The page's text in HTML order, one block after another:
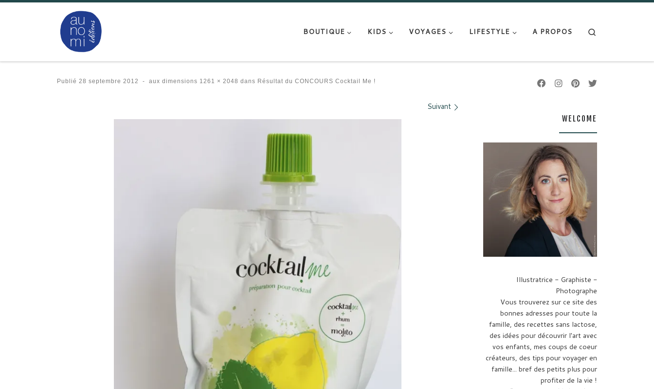
Passer au contenu
BOUTIQUE
KIDS VOYAGES LIFESTYLE A PROPOS
Publié 28 septembre 2012 - aux dimensions 1261 × 2048 dans Résultat du CONCOURS Cocktail Me !
Suivant
WELCOME
Illustratrice - Graphiste -
Photographe
Vous trouverez sur ce site des
bonnes adresses pour toute la
famille, des recettes sans lactose,
des idées pour découvrir l'art avec
vos enfants, mes coups de coeur
créateurs, des tips pour voyager en
famille... bref des petits plus pour
profiter de la vie !